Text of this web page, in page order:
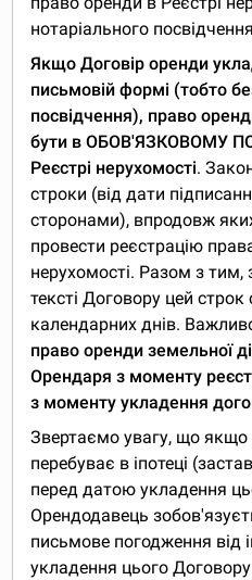
нотаріального
Якщо Договір оренди
письмовій формі (тобто
посвідчення), право
бути в ОБОВ'ЯЗКОВОМУ
Реєстрі нерухомості.
строки (від дати
сторонами), впродовж
провести реєстрацію
нерухомості. Разом з
тексті Договору цей
календарних днів.
право оренди земельної
Орендаря з моменту
з моменту укладення
Звертаємо увагу, що якщо
перебуває в іпотеці
перед датою укладення
Орендодавець
письмове погодження від
укладення цього